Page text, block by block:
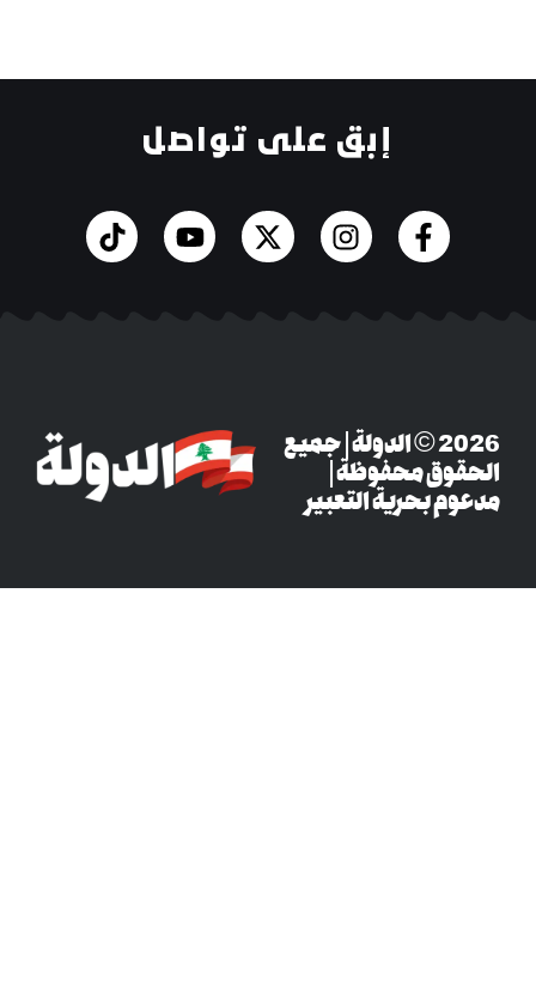
إبق على تواصل
‎© 2026 الدولة | جميع
محفوظة |
بحرية التعبير